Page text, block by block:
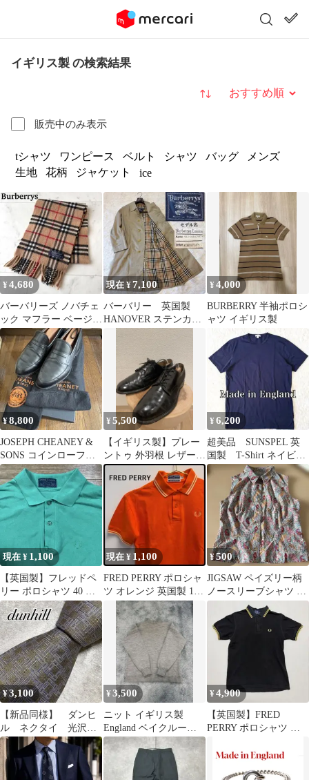
イギリス製 の検索結果
販売中のみ表示
並び替え
tシャツ ワンピース ベルト シャツ バッグ
メンズ
生地
花柄 ジャケット ice
¥4,680
バーバリーズ ノバチェ
ック マフラー ベージュ
ラムウール 英国製 冬
現在 ¥7,100
バーバリー 英国製
HANOVER ステンカラ
¥4,000
BURBERRY 半袖ポロシ
ャツ イギリス製
¥8,800
JOSEPH CHEANEY &
SONS コインローファ
ー ブラック 英国製
¥5,500
【イギリス製】プレー
ントゥ 外羽根 レザーシ
ューズ ブラック
¥6,200
超美品 SUNSPEL 英
国製 T-Shirt ネイビ
ー コットン M
現在 ¥ 1,100
【英国製】フレッドペ
リー ポロシャツ 40 エ
メラルドグリーン 月桂
樹刺繍
現在 ¥ 1,100
FRED PERRY ポロシャ
ツ オレンジ 英国製 10
サイズ
¥500
JIGSAW ペイズリー柄
ノースリーブシャツ 英
国製
¥3,100
【新品同様】 ダンヒ
ル ネクタイ 光沢
感 d柄 ロゴグラム
総柄 イギリス製
¥3,500
ニット イギリス製
England ベイクルーズ
EDIFFICE エディフィ
ス
¥4,900
【英国製】FRED
PERRY ポロシャツ ブ